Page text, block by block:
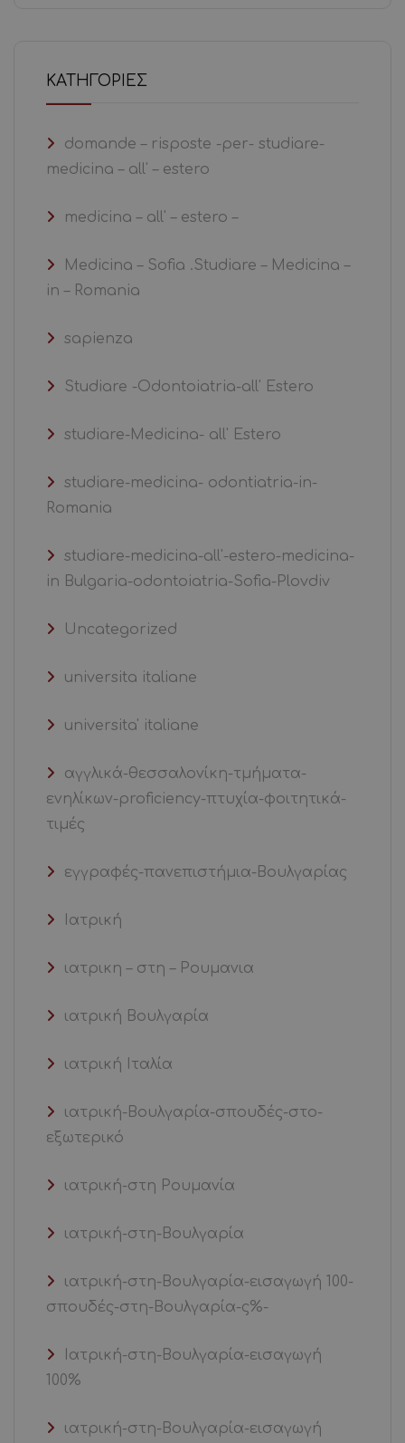
KΑΤΗΓΟΡΊΕΣ
domande – risposte -per- studiare-
medicina – all' – estero
medicina – all' – estero –
Medicina – Sofia .Studiare – Medicina –
in – Romania
sapienza
Studiare -Odontoiatria-all' Estero
studiare-Medicina- all' Estero
studiare-medicina- odontiatria-in-
Romania
studiare-medicina-all'-estero-medicina-
in Bulgaria-odontoiatria-Sofia-Plovdiv
Uncategorized
universita italiane
universita' italiane
αγγλικά-θεσσαλονίκη-τμήματα-
ενηλίκων-proficiency-πτυχία-φοιτητικά-
τιμές
εγγραφές-πανεπιστήμια-Βουλγαρίας
Ιατρική
ιατρικη – στη – Ρουμανια
ιατρική Βουλγαρία
ιατρική Ιταλία
ιατρική-Βουλγαρία-σπουδές-στο-
εξωτερικό
ιατρική-στη Ρουμανία
ιατρική-στη-Βουλγαρία
ιατρική-στη-Βουλγαρία-εισαγωγή 100-
σπουδές-στη-Βουλγαρία-ς%-
Ιατρική-στη-Βουλγαρία-εισαγωγή
100%
ιατρική-στη-Βουλγαρία-εισαγωγή